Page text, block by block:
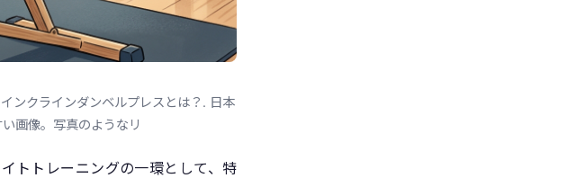
クラインダンベルプレスとは？. 日本
画像。写真のようなリ
トトレーニングの一環として、特